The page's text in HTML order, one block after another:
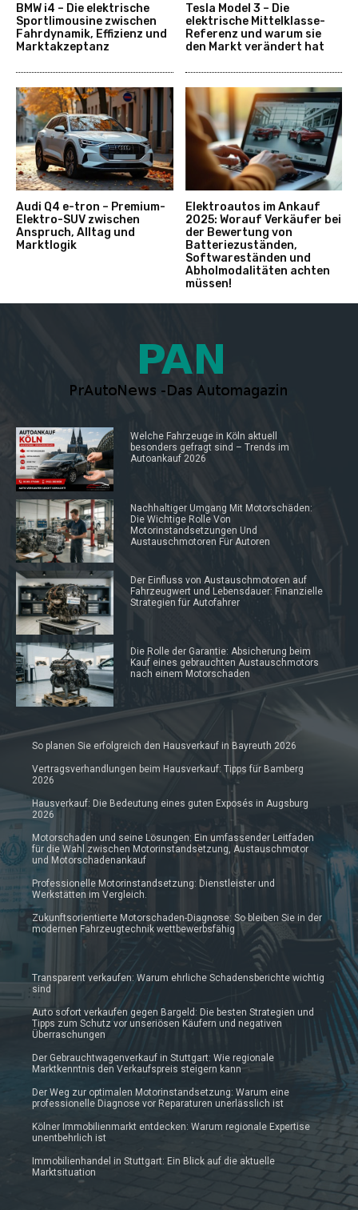
BMW i4 – Die elektrische
Sportlimousine zwischen
Fahrdynamik, Effizienz und
Marktakzeptanz
Tesla Model 3 – Die
elektrische Mittelklasse-
Referenz und warum sie
den Markt verändert hat
Audi Q4 e-tron – Premium-
Elektro-SUV zwischen
Anspruch, Alltag und
Marktlogik
Elektroautos im Ankauf
2025: Worauf Verkäufer bei
der Bewertung von
Batteriezuständen,
Softwareständen und
Abholmodalitäten achten
müssen!
Welche Fahrzeuge in Köln aktuell
besonders gefragt sind – Trends im
Autoankauf 2026
Nachhaltiger Umgang Mit Motorschäden:
Die Wichtige Rolle Von
Motorinstandsetzungen Und
Austauschmotoren Für Autoren
Der Einfluss von Austauschmotoren auf
Fahrzeugwert und Lebensdauer: Finanzielle
Strategien für Autofahrer
Die Rolle der Garantie: Absicherung beim
Kauf eines gebrauchten Austauschmotors
nach einem Motorschaden
So planen Sie erfolgreich den Hausverkauf in Bayreuth 2026
Vertragsverhandlungen beim Hausverkauf: Tipps für Bamberg
2026
Hausverkauf: Die Bedeutung eines guten Exposés in Augsburg
2026
Motorschaden und seine Lösungen: Ein umfassender Leitfaden
für die Wahl zwischen Motorinstandsetzung, Austauschmotor
und Motorschadenankauf
Professionelle Motorinstandsetzung: Dienstleister und
Werkstätten im Vergleich.
Zukunftsorientierte Motorschaden-Diagnose: So bleiben Sie in der
modernen Fahrzeugtechnik wettbewerbsfähig
Transparent verkaufen: Warum ehrliche Schadensberichte wichtig
sind
Auto sofort verkaufen gegen Bargeld: Die besten Strategien und
Tipps zum Schutz vor unseriösen Käufern und negativen
Überraschungen
Der Gebrauchtwagenverkauf in Stuttgart: Wie regionale
Marktkenntnis den Verkaufspreis steigern kann
Der Weg zur optimalen Motorinstandsetzung: Warum eine
professionelle Diagnose vor Reparaturen unerlässlich ist
Kölner Immobilienmarkt entdecken: Warum regionale Expertise
unentbehrlich ist
Immobilienhandel in Stuttgart: Ein Blick auf die aktuelle
Marktsituation